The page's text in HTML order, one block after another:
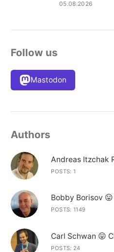
05.08.2026
Follow us
Mastodon
Authors
Andreas Itzchak
POSTS: 1
Bobby Borisov
POSTS: 1149
Carl Schwan 😛
POSTS: 24